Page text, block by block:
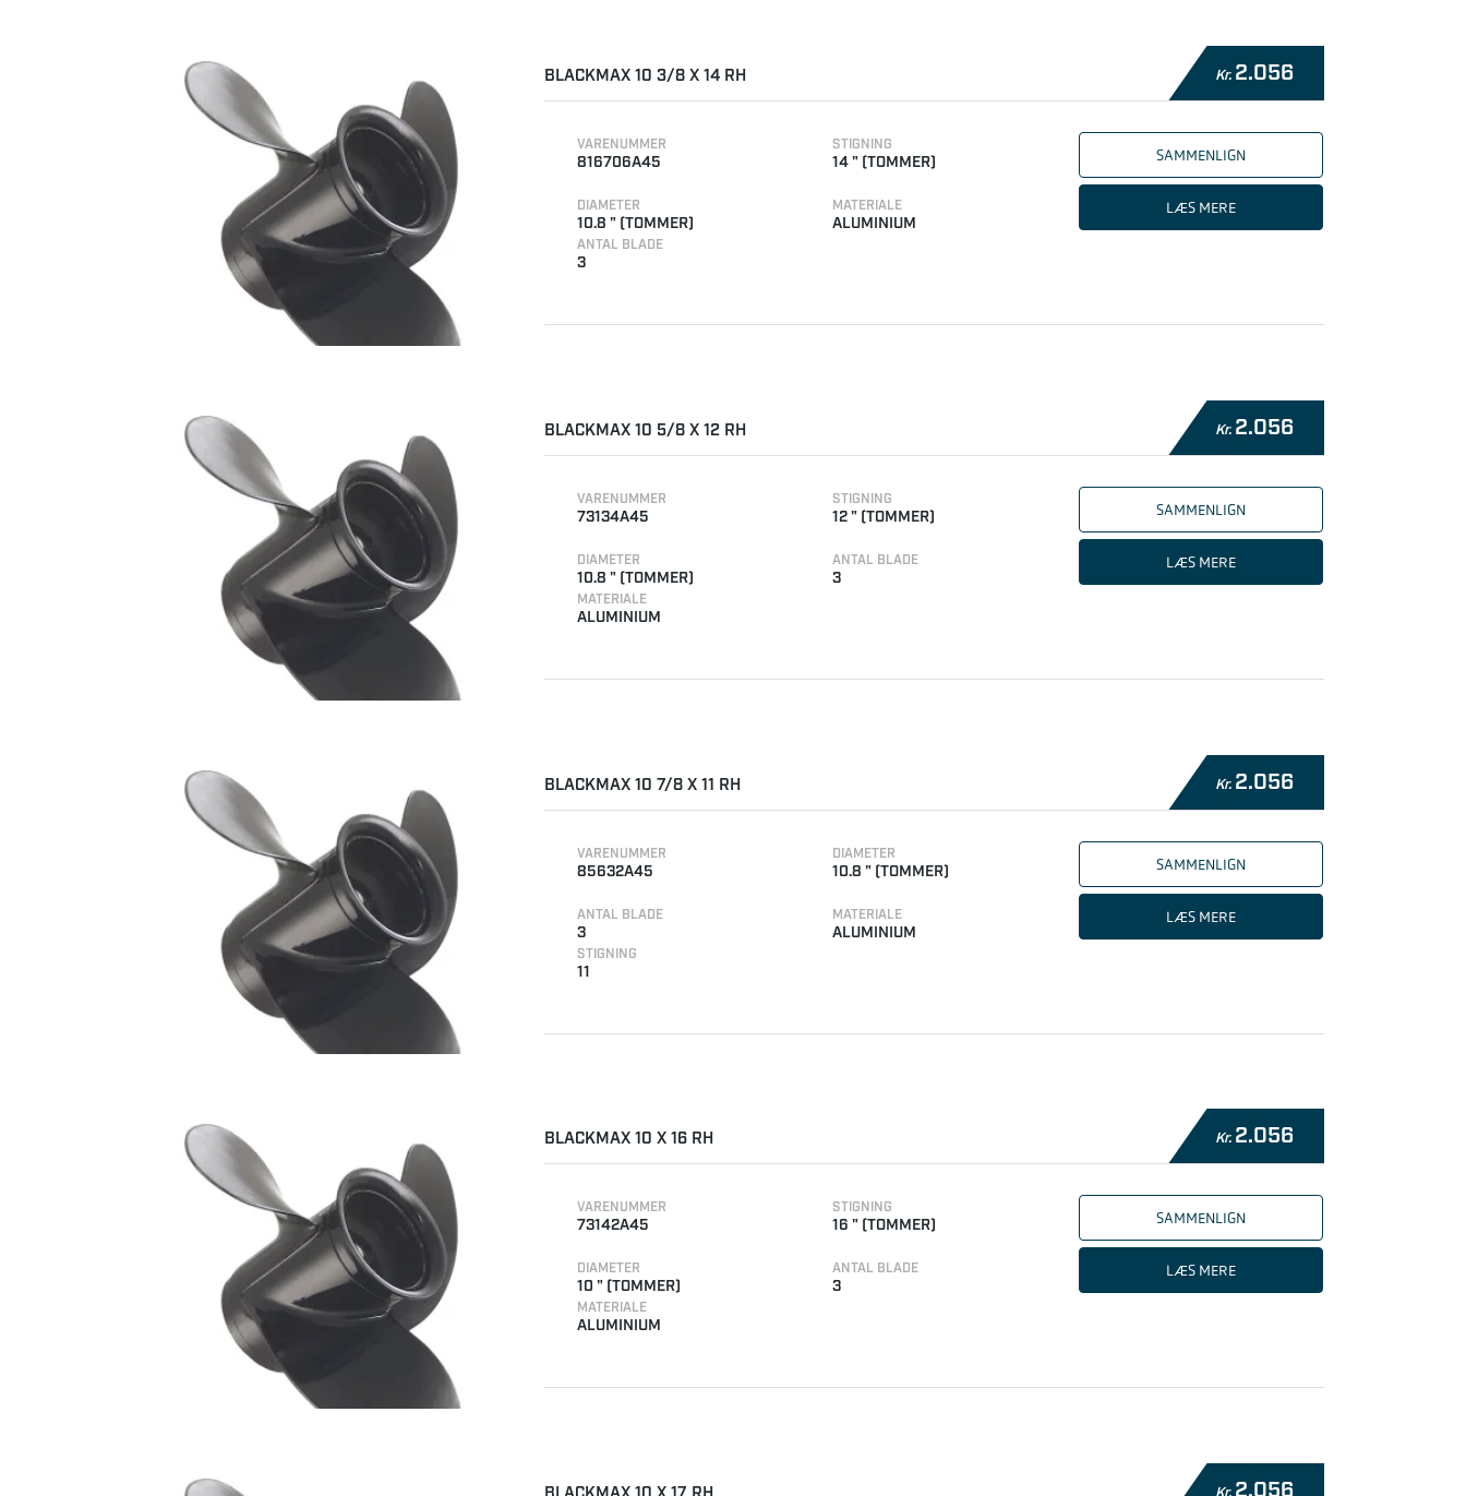
BLACKMAX 10 3/8 X 14 RH Kr. 2.056
VARENUMMER
816706A45
STIGNING
14 " (TOMMER)
DIAMETER
10.8 " (TOMMER)
MATERIALE
ALUMINIUM
ANTAL BLADE
3
SAMMENLIGN
LÆS MERE
BLACKMAX 10 5/8 X 12 RH Kr. 2.056
VARENUMMER
73134A45
STIGNING
12 " (TOMMER)
DIAMETER
10.8 " (TOMMER)
ANTAL BLADE
3
MATERIALE
ALUMINIUM
SAMMENLIGN
LÆS MERE
BLACKMAX 10 7/8 X 11 RH Kr. 2.056
VARENUMMER
85632A45
DIAMETER
10.8 " (TOMMER)
ANTAL BLADE
3
MATERIALE
ALUMINIUM
STIGNING
11
SAMMENLIGN
LÆS MERE
BLACKMAX 10 X 16 RH Kr. 2.056
VARENUMMER
73142A45
STIGNING
16 " (TOMMER)
DIAMETER
10 " (TOMMER)
ANTAL BLADE
3
MATERIALE
ALUMINIUM
SAMMENLIGN
LÆS MERE